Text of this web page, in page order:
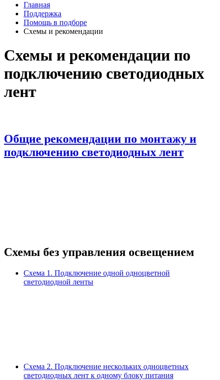
Главная
Поддержка
Помощь в подборе
Схемы и рекомендации
Схемы и рекомендации по
подключению светодиодных
лент
Общие рекомендации по монтажу и
подключению светодиодных лент
Схемы без управления освещением
Схема 1. Подключение одной одноцветной
светодиодной ленты
Схема 2. Подключение нескольких одноцветных
светодиодных лент к одному блоку питания